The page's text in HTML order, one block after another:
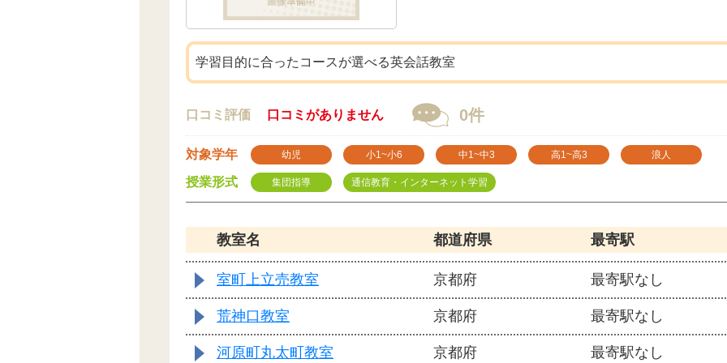
学習目的に合ったコースが選べる英会話教室
口コミ評価 口コミがありません 0件
対象学年 幼児 小1~小6 中1~中3 高1~高3 浪人
授業形式 集団指導 通信教育・インターネット学習
教室名 都道府県 最寄駅
室町上立売教室 京都府 最寄駅なし
荒神口教室 京都府 最寄駅なし
河原町丸太町教室 京都府 最寄駅なし